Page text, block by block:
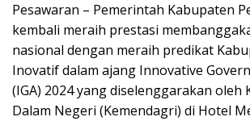
Pesawaran – Pemerintah Kabupaten
kembali meraih prestasi
nasional dengan meraih predikat
Inovatif dalam ajang Innovative
(IGA) 2024 yang diselenggarakan oleh
Dalam Negeri (Kemendagri) di Hotel